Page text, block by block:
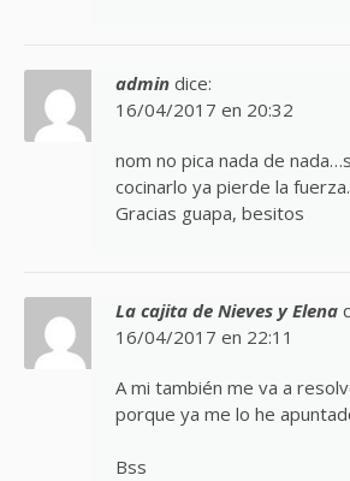
admin dice:
16/04/2017 en 20:32
nom no pica nada de
cocinarlo ya pierde la fuerza.
Gracias guapa, besitos
La cajita de Nieves y Elena
16/04/2017 en 22:11
A mi también me va a
porque ya me lo he
Bss